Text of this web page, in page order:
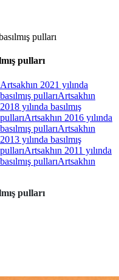
pulları
pulları
Artsakhın 2021 yılında
pullarıArtsakhın
yılında basılmış
Artsakhın 2016 yılında
pullarıArtsakhın
yılında basılmış
Artsakhın 2011 yılında
pullarıArtsakhın
pulları